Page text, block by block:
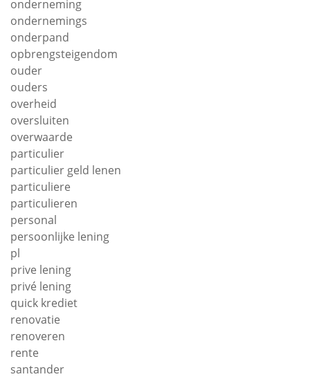
onderneming
ondernemings
onderpand
opbrengsteigendom
ouder
ouders
overheid
oversluiten
overwaarde
particulier
particulier geld lenen
particuliere
particulieren
personal
persoonlijke lening
pl
prive lening
privé lening
quick krediet
renovatie
renoveren
rente
santander